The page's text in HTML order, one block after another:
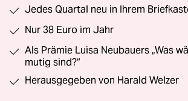
Jedes Quartal neu in Ihrem
Nur 38 Euro im Jahr
Als Prämie Luisa Neubauers „Was
mutig sind?“
Herausgegeben von Harald Welzer